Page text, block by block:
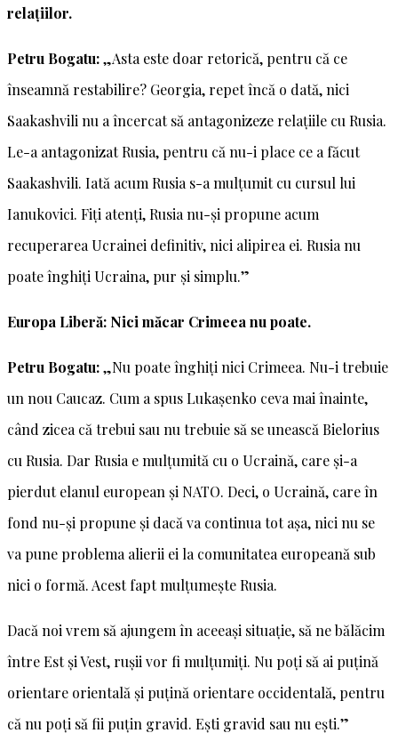
relațiilor.
Petru Bogatu:„Asta este doar retorică, pentru că ce
înseamnă restabilire? Georgia, repet încă o dată, nici
Saakashvili nu a încercat să antagonizeze relațiile cu Rusia.
Le-a antagonizat Rusia, pentru că nu-i place ce a făcut
Saakashvili. Iată acum Rusia s-a mulțumit cu cursul lui
Ianukovici. Fiți atenți, Rusia nu-și propune acum
recuperarea Ucrainei definitiv, nici alipirea ei. Rusia nu
poate înghiți Ucraina, pur și simplu.”
Europa Liberă: Nici măcar Crimeea nu poate.
Petru Bogatu:„Nu poate înghiți nici Crimeea. Nu-i trebuie
un nou Caucaz. Cum a spus Lukașenko ceva mai înainte,
când zicea că trebui sau nu trebuie să se unească Bielorius
cu Rusia. Dar Rusia e mulțumită cu o Ucraină, care și-a
pierdut elanul european și NATO. Deci, o Ucraină, care în
fond nu-și propune și dacă va continua tot așa, nici nu se
va pune problema alierii ei la comunitatea europeană sub
nici o formă. Acest fapt mulțumește Rusia.
Dacă noi vrem să ajungem în aceeași situație, să ne bălăcim
între Est și Vest, rușii vor fi mulțumiți. Nu poți să ai puțină
orientare orientală și puțină orientare occidentală, pentru
că nu poți să fii puțin gravid. Ești gravid sau nu ești.”